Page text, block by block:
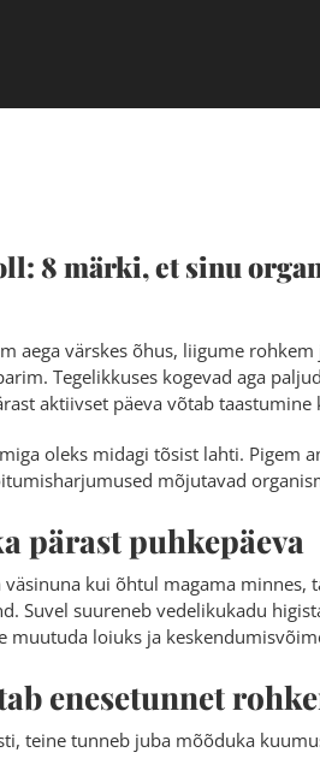
8 märki, et sinu
aega värskes õhus, liigume
Tegelikkuses kogevad aga
aktiivset päeva võtab taastumine
oleks midagi tõsist lahti.
mõjutavad
pärast puhkepäeva
kui õhtul magama minnes,
Suvel suureneb vedelikukadu
muutuda loiuks ja
enesetunnet
teine tunneb juba mõõduka